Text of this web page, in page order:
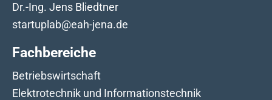
Dr.-Ing. Jens Bliedtner
startuplab@eah-jena.de
Fachbereiche
Betriebswirtschaft
Elektrotechnik und Informationstechnik